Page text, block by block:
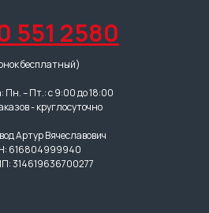
551 2580
бесплатный)
Пн. – Пт.: с 9:00 до 18:00
- круглосуточно
Артур Вячеславович
616804999940
314619636700277